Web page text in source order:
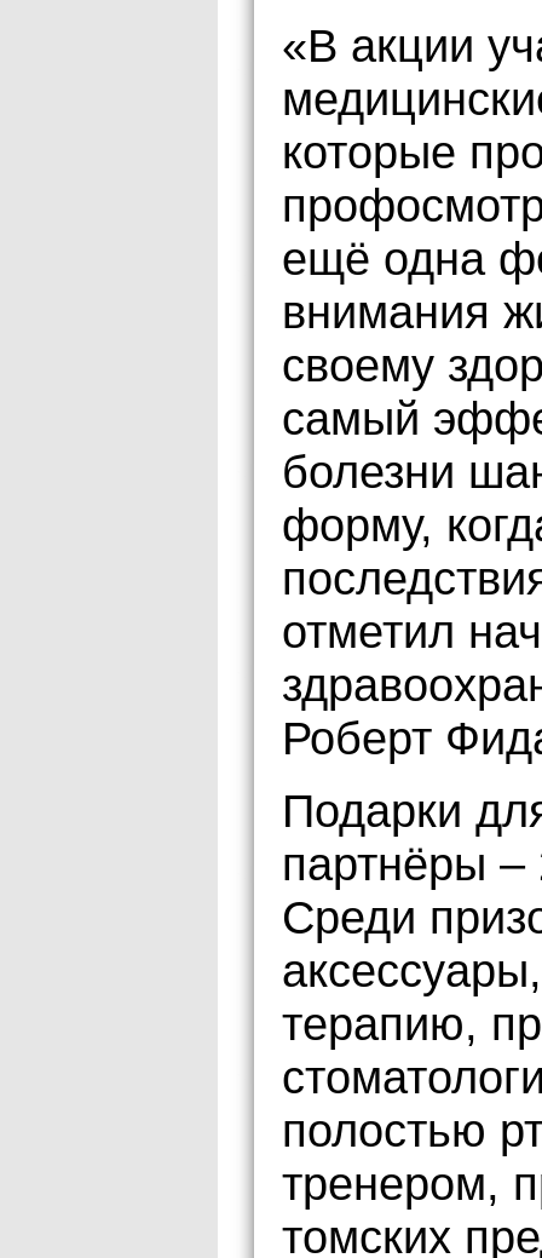
«В акции
которые
ещё одна
внимания
своему
самый
болезни
форму,
отметил
Роберт
Подарки
партнёры –
Среди
терапию,
полостью
тренером,
томских